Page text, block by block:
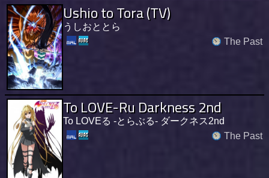
Ushio to Tora (TV)
うしおととら
The Past
To LOVE-Ru Darkness 2nd
To LOVEる -とらぶる- ダークネス2nd
The Past